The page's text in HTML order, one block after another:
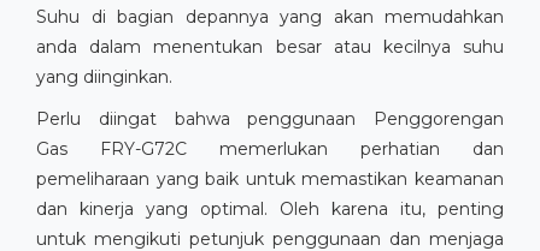
Suhu di bagian depannya yang akan memudahkan
anda dalam menentukan besar atau kecilnya suhu
yang diinginkan.
Perlu diingat bahwa penggunaan Penggorengan
Gas FRY-G72C memerlukan perhatian dan
pemeliharaan yang baik untuk memastikan keamanan
dan kinerja yang optimal. Oleh karena itu, penting
untuk mengikuti petunjuk penggunaan dan menjaga